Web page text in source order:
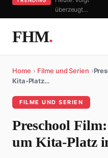
überzeugt…
FHM.
Home › Filme und Serien ›
Kita-Platz…
FILME UND SERIEN
Preschool
um Kita-Platz